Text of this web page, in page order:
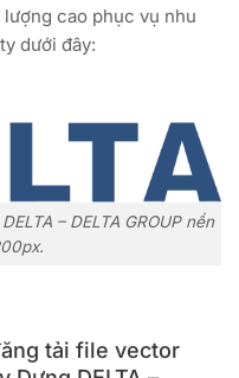
lượng cao phục vụ nhu
dưới đây:
– DELTA GROUP nền
tải file vector